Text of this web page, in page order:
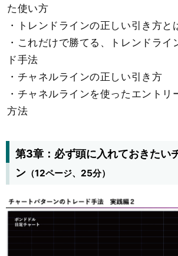
た使い方
・トレンドラインの正しい引き方と
・これだけで勝てる、トレンドライ
ド手法
・チャネルラインの正しい引き方
・チャネルラインを使ったエントリ
方法
第3章：必ず頭に入れておきたい
ン （12ページ、25分）